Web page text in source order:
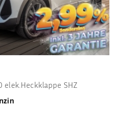
elek.Heckklappe SHZ